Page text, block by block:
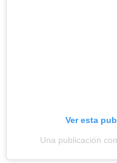
Ver esta
Una publicación